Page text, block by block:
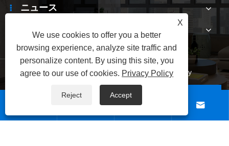
ニュース
お問い合わせ
Links | Sitemap | RSS | XML | Privacy Policy
Copyright©2025 Shenzhen Electronic Hunsinda Electronic
Technology Company All Rightsが保護されています。
 
X
We use cookies to offer you a better
browsing experience, analyze site traffic and
personalize content. By using this site, you
agree to our use of cookies. Privacy Policy
Reject Accept